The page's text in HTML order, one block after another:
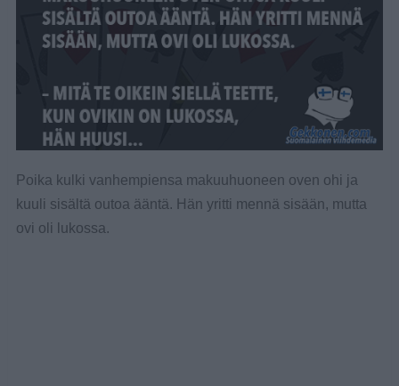
Poika kulki vanhempiensa makuuhuoneen oven ohi ja
kuuli sisältä outoa ääntä. Hän yritti mennä sisään, mutta
ovi oli lukossa.